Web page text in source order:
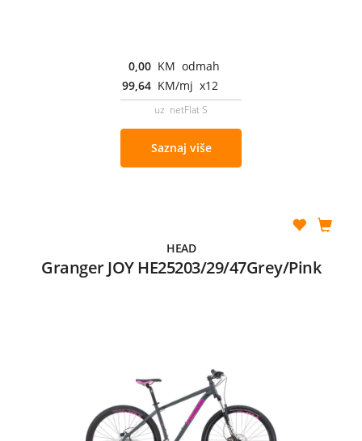
0,00 KM odmah
99,64 KM/mj x12
uz netFlat S
Saznaj više
HEAD
Granger JOY HE25203/29/47Grey/Pink